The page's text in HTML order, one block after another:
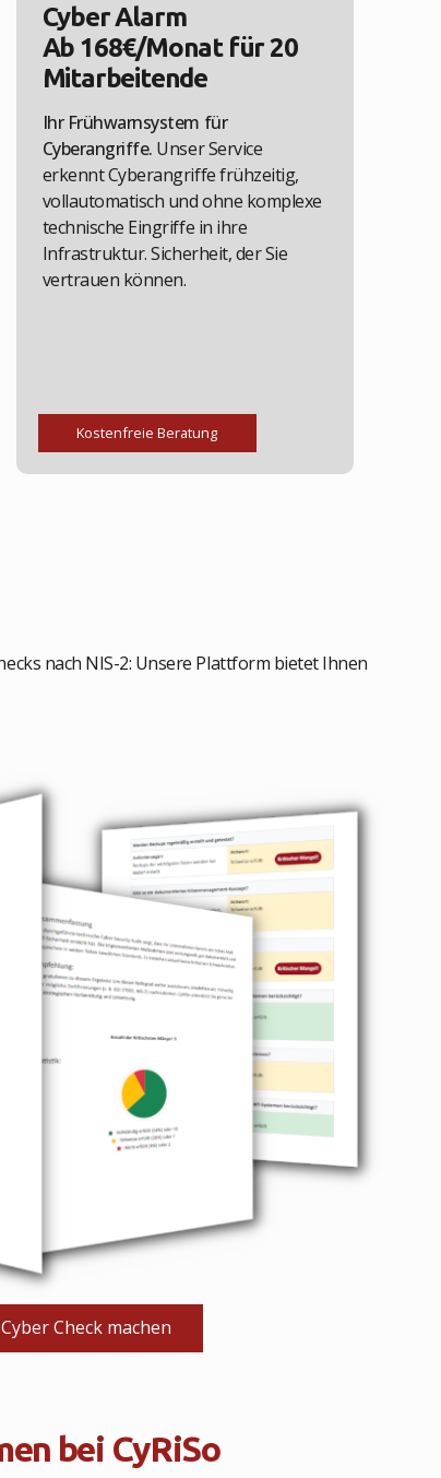
Cyber Alarm
Ab 168€/Monat für 20
Mitarbeitende
Ihr Frühwarnsystem für
Cyberangriffe. Unser Service
erkennt Cyberangriffe frühzeitig,
vollautomatisch und ohne komplexe
technische Eingriffe in ihre
Infrastruktur. Sicherheit, der Sie
vertrauen können.
Kostenfreie Beratung
nach NIS-2: Unsere Plattform bietet Ihnen
Check machen
bei CyRiSo